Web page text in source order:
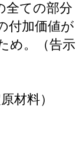
全ての部分
付加価値が
め。（告示
材料）